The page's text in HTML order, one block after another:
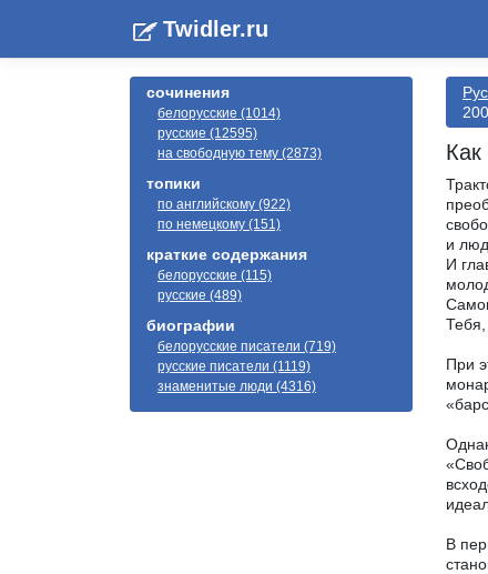
Twidler.ru
сочинения
белорусские (1014)
русские (12595)
на свободную тему (2873)
топики
по английскому (922)
по немецкому (151)
краткие содержания
белорусские (115)
русские (489)
биографии
белорусские писатели (719)
русские писатели (1119)
знаменитые люди (4316)
и
И
Тебя,
При
В